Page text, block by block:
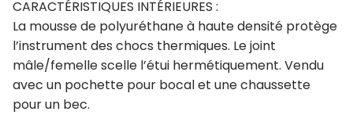
CARACTÉRISTIQUES INTÉRIEURES :
La mousse de polyuréthane à haute densité protège
l’instrument des chocs thermiques. Le joint
mâle/femelle scelle l’étui hermétiquement. Vendu
avec un pochette pour bocal et une chaussette
pour un bec.